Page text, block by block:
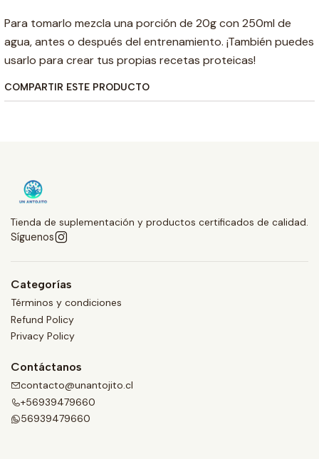
Para tomarlo mezcla una porción de 20g con 250ml de
agua, antes o después del entrenamiento. ¡También puedes
usarlo para crear tus propias recetas proteicas!
COMPARTIR ESTE PRODUCTO
Tienda de suplementación y productos certificados de calidad.
Síguenos
Categorías
Términos y condiciones
Refund Policy
Privacy Policy
Contáctanos
contacto@unantojito.cl
+56939479660
56939479660